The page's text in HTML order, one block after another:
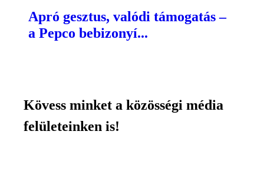
Apró gesztus, valódi támogatás –
a Pepco bebizonyí...
Kövess minket a közösségi média
felületeinken is!